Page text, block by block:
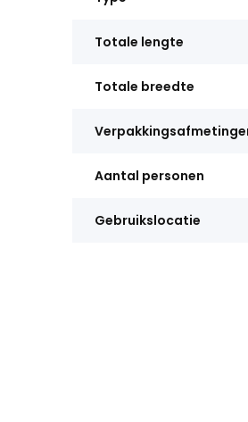
Totale lengte
Totale breedte
Aantal personen
Gebruikslocatie